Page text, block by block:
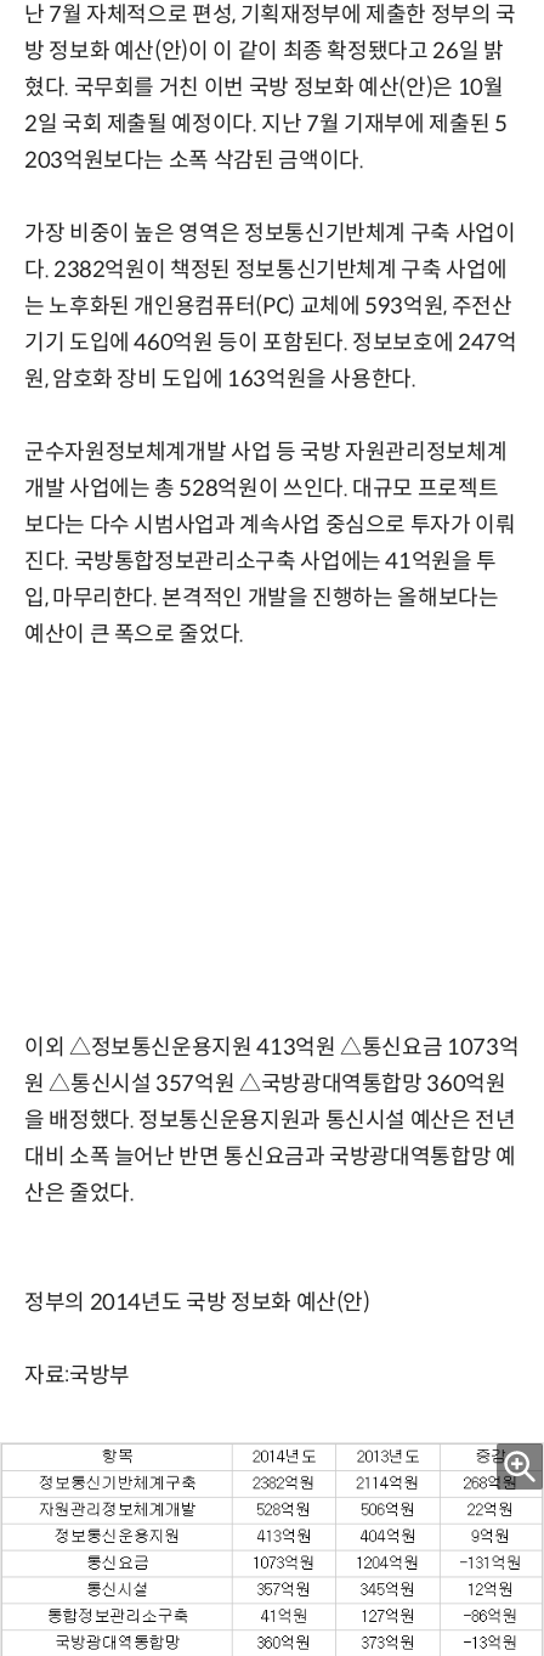
난 7월 자체적으로 편성, 기획재정부에 제출한 정부의 국
방 정보화 예산(안)이 이 같이 최종 확정됐다고 26일 밝
혔다. 국무회를 거친 이번 국방 정보화 예산(안)은 10월
2일 국회 제출될 예정이다. 지난 7월 기재부에 제출된 5
203억원보다는 소폭 삭감된 금액이다.
가장 비중이 높은 영역은 정보통신기반체계 구축 사업이
다. 2382억원이 책정된 정보통신기반체계 구축 사업에
는 노후화된 개인용컴퓨터(PC) 교체에 593억원, 주전산
기기 도입에 460억원 등이 포함된다. 정보보호에 247억
원, 암호화 장비 도입에 163억원을 사용한다.
군수자원정보체계개발 사업 등 국방 자원관리정보체계
개발 사업에는 총 528억원이 쓰인다. 대규모 프로젝트
보다는 다수 시범사업과 계속사업 중심으로 투자가 이뤄
진다. 국방통합정보관리소구축 사업에는 41억원을 투
입, 마무리한다. 본격적인 개발을 진행하는 올해보다는
예산이 큰 폭으로 줄었다.
이외 △정보통신운용지원 413억원 △통신요금 1073억
원 △통신시설 357억원 △국방광대역통합망 360억원
을 배정했다. 정보통신운용지원과 통신시설 예산은 전년
대비 소폭 늘어난 반면 통신요금과 국방광대역통합망 예
산은 줄었다.
정부의 2014년도 국방 정보화 예산(안)
자료:국방부